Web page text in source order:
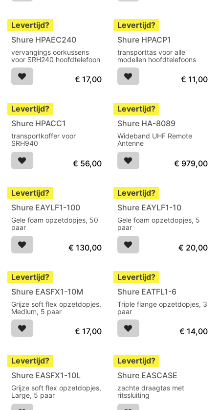
Levertijd?
Shure HPAEC240
vervangings oorkussens
voor SRH240 hoofdtelefoon
€ 17,00
Levertijd?
Shure HPACP1
transporttas voor alle
modellen hoofdtelefoons
€ 11,00
Levertijd?
Shure HPACC1
transportkoffer voor
SRH940
€ 56,00
Levertijd?
Shure HA-8089
Wideband UHF Remote
Antenne
€ 979,00
Levertijd?
Shure EAYLF1-100
Gele foam opzetdopjes, 50
paar
€ 130,00
Levertijd?
Shure EAYLF1-10
Gele foam opzetdopjes, 5
paar
€ 20,00
Levertijd?
Shure EASFX1-10M
Grijze soft flex opzetdopjes,
Medium, 5 paar
€ 17,00
Levertijd?
Shure EATFL1-6
Triple flange opzetdopjes, 3
paar
€ 14,00
Levertijd?
Shure EASFX1-10L
Grijze soft flex opzetdopjes,
Large, 5 paar
Levertijd?
Shure EASCASE
zachte draagtas met
ritssluiting